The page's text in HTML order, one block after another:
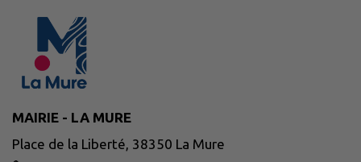
MAIRIE - LA MURE
Place de la Liberté, 38350 La Mure